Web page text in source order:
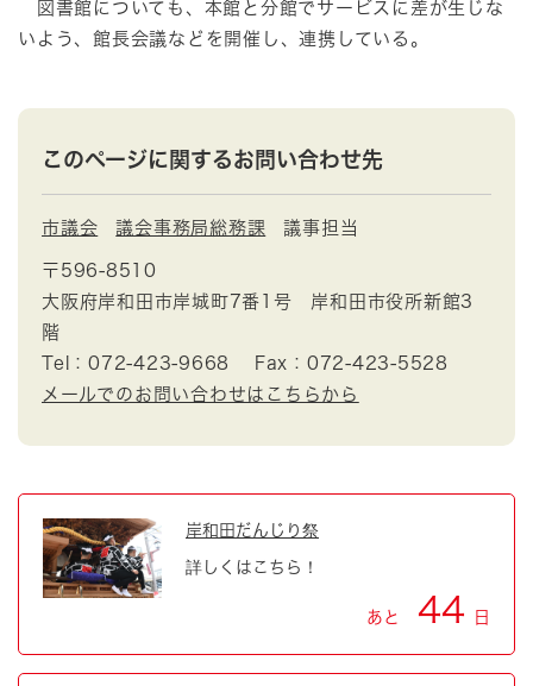
図書館についても、本館と分館でサービスに差が生じな
いよう、館長会議などを開催し、連携している。
このページに関するお問い合わせ先
市議会 議会事務局総務課 議事担当
〒596-8510
大阪府岸和田市岸城町7番1号 岸和田市役所新館3
階
Tel：072-423-9668
Fax：072-423-5528
メールでのお問い合わせはこちらから
岸和田だんじり祭
詳しくはこちら！
あと 44 日